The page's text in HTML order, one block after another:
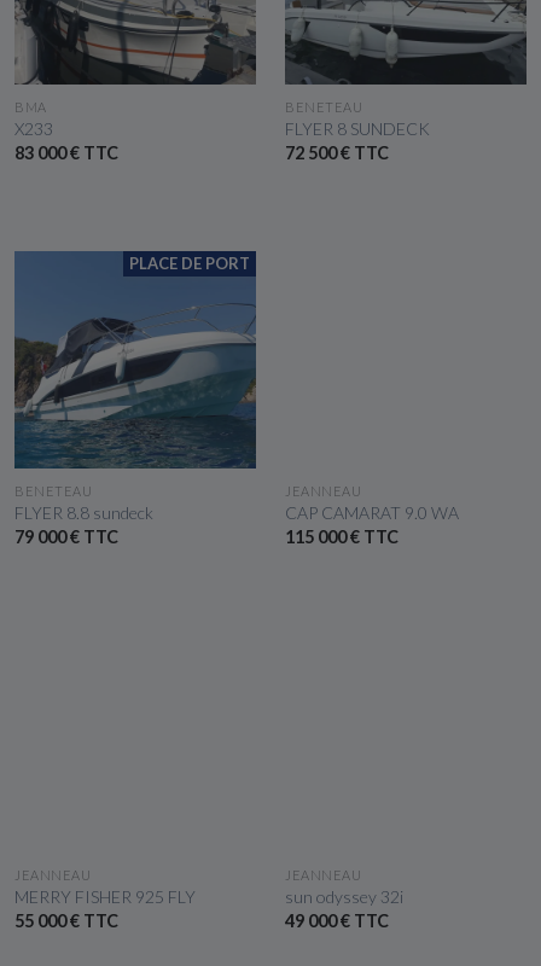
BMA
X233
83 000 € TTC
VOIR LE BATEAU
BENETEAU
FLYER 8 SUNDECK
72 500 € TTC
PLACE DE PORT
VOIR LE BATEAU
BENETEAU
FLYER 8.8 sundeck
79 000 € TTC
VOIR LE BATEAU
JEANNEAU
CAP CAMARAT 9.0 WA
115 000 € TTC
VOIR LE BATEAU
JEANNEAU
MERRY FISHER 925 FLY
55 000 € TTC
VOIR LE BATEAU
JEANNEAU
sun odyssey 32i
49 000 € TTC